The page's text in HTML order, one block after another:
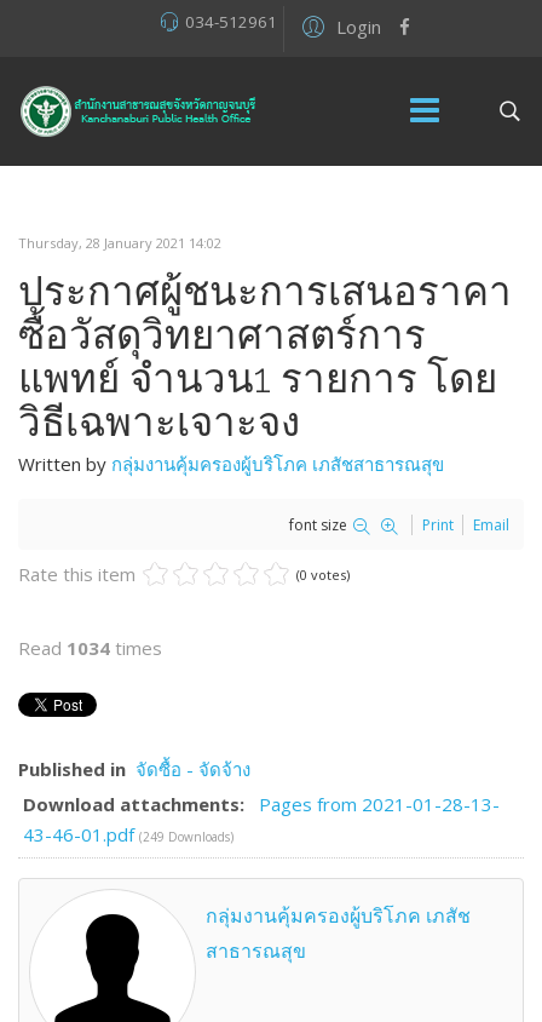
Login
034-512961
Thursday, 28 January 2021 14:02
ประกาศผู้ชนะการเสนอราคา
ซื้อวัสดุวิทยาศาสตร์การ
แพทย์ จำนวน1 รายการ โดย
วิธีเฉพาะเจาะจง
Written by กลุ่มงานคุ้มครองผู้บริโภค เภสัชสาธารณสุข
font size Print Email
Rate this item (0 votes)
Read 1034 times
Published in จัดซื้อ - จัดจ้าง
Download attachments:
Pages from 2021-01-28-13-
43-46-01.pdf (249 Downloads)
กลุ่มงานคุ้มครองผู้บริโภค เภสัช
สาธารณสุข